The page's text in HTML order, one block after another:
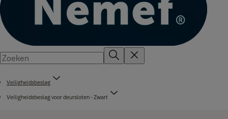
Veiligheidsbeslag
Veiligheidsbeslag voor deursloten - Zwart